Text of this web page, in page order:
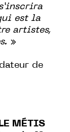
est la
artistes,
»
de
MÉTIS